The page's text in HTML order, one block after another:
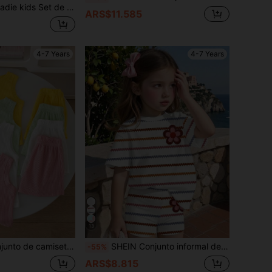
(Chaqueta tipo blazer con lazo vintage y falda plisada) para niñas (talla pequeña) - Conjunto de traje casual elegante con estilo básico de moda, adecuado para verano y eventos
ARS$11.585
4-7 Years
camiseta y pantalones cortos con estampado de dibujos animados de piña, limón, sandía y fresa para niñas jóvenes, adecuado para ropa exterior e interior, fresco y cómodo, sin sudor, perfecto para el juego diario del bebé
4-7 Years
13
-55% SHEIN Conjunto informal de camiseta de manga corta con estampado floral y rayas, y pantalones cortos para niña
ARS$8.815